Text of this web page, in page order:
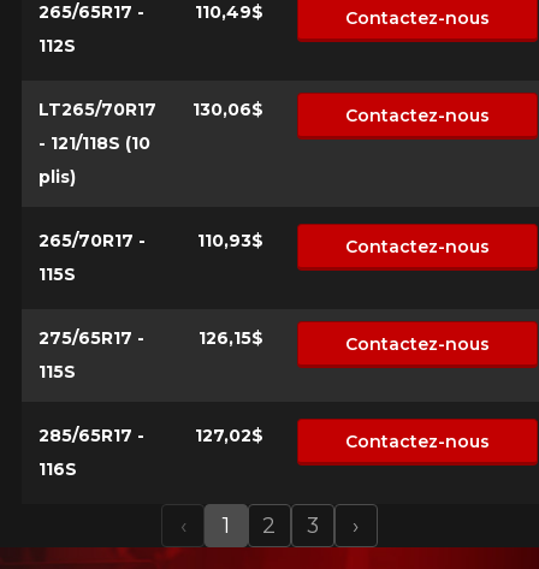
265/65R17 -
112S
110,49$ Contactez-nous
LT265/70R17
- 121/118S (10
plis)
130,06$ Contactez-nous
265/70R17 -
115S
110,93$ Contactez-nous
275/65R17 -
115S
126,15$ Contactez-nous
285/65R17 -
116S
127,02$ Contactez-nous
Previous
‹ 1 2 3 Next
›